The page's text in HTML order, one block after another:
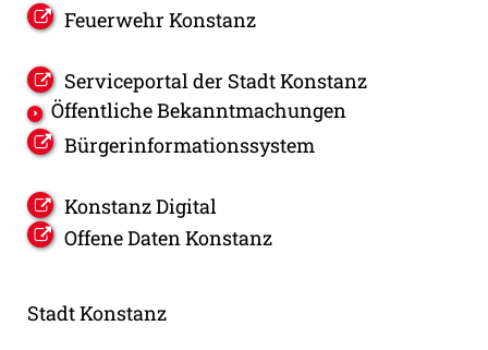
Feuerwehr Konstanz
Serviceportal der Stadt Konstanz
Öffentliche Bekanntmachungen
Bürgerinformationssystem
Konstanz Digital
Offene Daten Konstanz
Stadt Konstanz